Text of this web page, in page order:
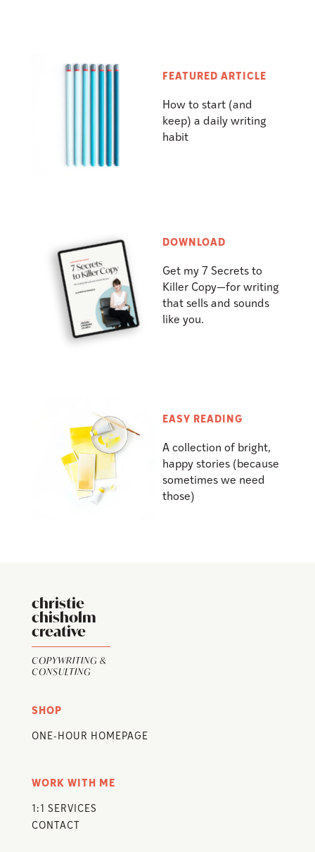
FEATURED ARTICLE
How to start (and
keep) a daily writing
habit
DOWNLOAD
Get my 7 Secrets to
Killer Copy—for writing
that sells and sounds
like you.
EASY READING
A collection of bright,
happy stories (because
sometimes we need
those)
christie
chisholm
creative
COPYWRITING &
CONSULTING
SHOP
ONE-HOUR HOMEPAGE
WORK WITH ME
1:1 SERVICES
CONTACT